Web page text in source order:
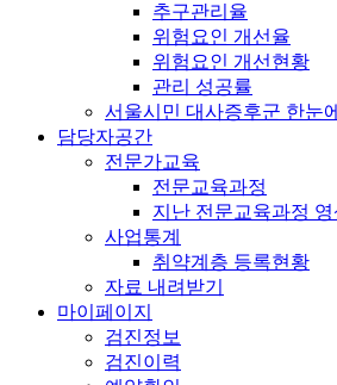
추구관리율
위험요인 개선율
위험요인 개선현황
관리 성공률
서울시민 대사증후군 한눈
담당자공간
전문가교육
전문교육과정
지난 전문교육과정 영
사업통계
취약계층 등록현황
자료 내려받기
마이페이지
검진정보
검진이력